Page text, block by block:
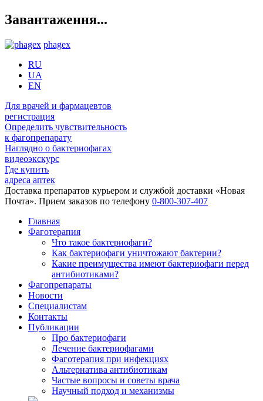
Завантаження...
phagex
RU
UA
EN
Для врачей и фармацевтов
регистрация
Определить чувствительность
к фагопрепарату
Наглядно о бактериофагах
видеоэкскурс
Где купить
адреса аптек
Доставка препаратов курьером и службой доставки «Новая
Почта». Прием заказов по телефону 0-800-307-407
Главная
Фаготерапия
Что такое бактериофаги?
Как бактериофаги уничтожают бактерии?
Какие преимущества имеют бактериофаги перед
антибиотиками?
Фагопрепараты
Новости
Специалистам
Контакты
Публикации
Про бактериофаги
Лечение бактериофагами
Фаготерапия при инфекциях
Альтернатива антибиотикам
Частые вопросы и советы врача
Научный подход и механизмы